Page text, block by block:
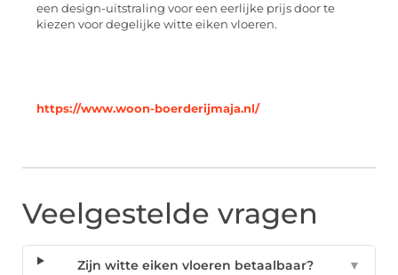
een design-uitstraling voor een eerlijke prijs door te
kiezen voor degelijke witte eiken vloeren.
https://www.woon-boerderijmaja.nl/
Veelgestelde vragen
Zijn witte eiken vloeren betaalbaar? ▼